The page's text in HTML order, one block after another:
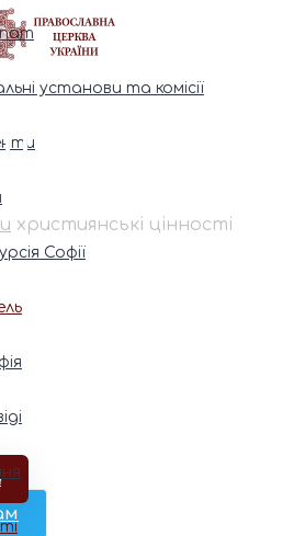
установи та комісії
Софії
християнські цінності